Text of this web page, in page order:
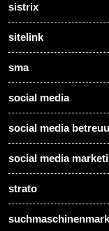
sistrix
sitelink
sma
social media
social media
social media
strato